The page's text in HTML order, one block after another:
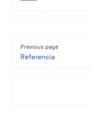
Previous page
Referencia